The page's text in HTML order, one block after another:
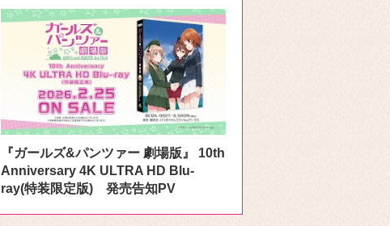
『ガールズ&パンツァー 劇場版』 10th
Anniversary 4K ULTRA HD Blu-
ray(特装限定版) 発売告知PV